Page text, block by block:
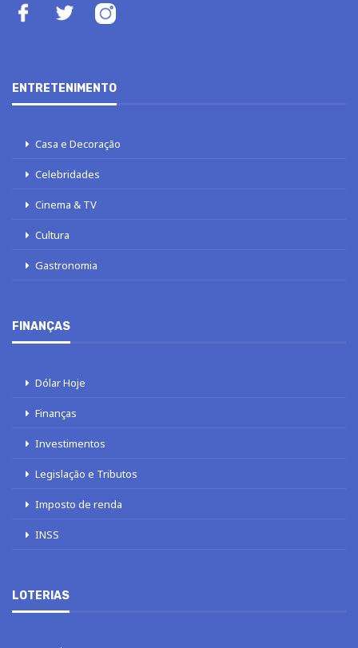
ENTRETENIMENTO
Casa e Decoração
Celebridades
Cinema & TV
Cultura
Gastronomia
FINANÇAS
Dólar Hoje
Finanças
Investimentos
Legislação e Tributos
Imposto de renda
INSS
LOTERIAS